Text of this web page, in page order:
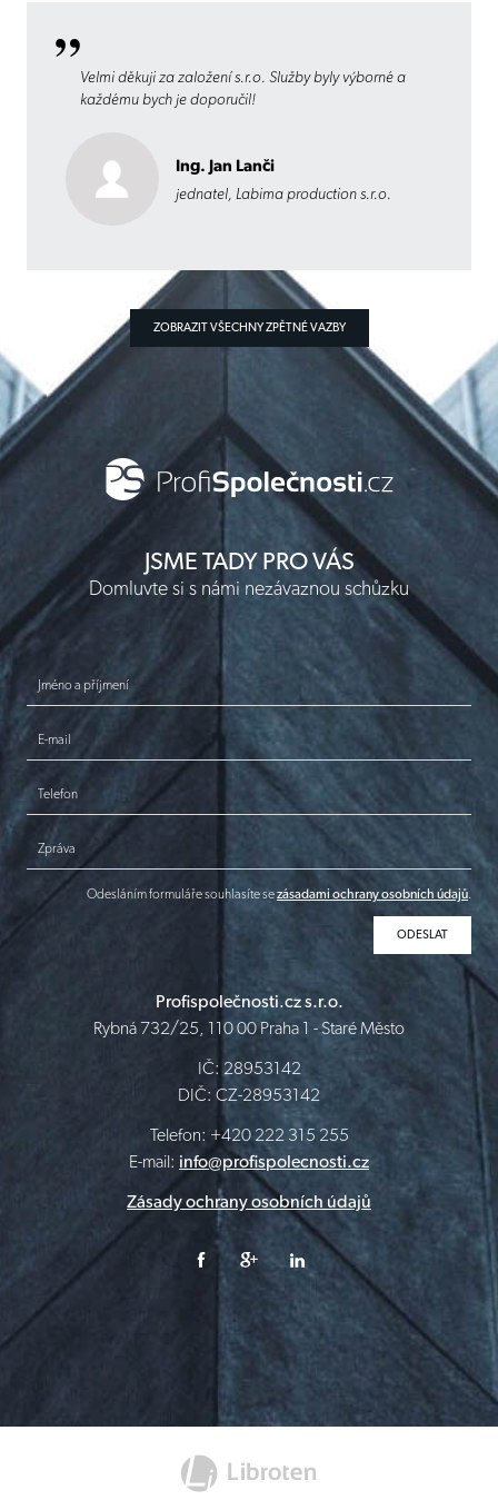
Velmi děkuji za založení s.r.o. Služby byly výborné a
každému bych je doporučil!
Ing. Jan Lanči
jednatel, Labima production s.r.o.
ZOBRAZIT VŠECHNY ZPĚTNÉ VAZBY
JSME TADY PRO VÁS
Domluvte si s námi nezávaznou schůzku
Jméno a příjmení
E-mail
Telefon
Zpráva
Odesláním formuláře souhlasíte sezásadami ochrany osobních údajů.
Profispolečnosti.cz s.r.o.
Rybná 732/25, 110 00 Praha 1 - Staré Město
IČ: 28953142
DIČ: CZ-28953142
Telefon: +420 222 315 255
E-mail: info@profispolecnosti.cz
Zásady ochrany osobních údajů